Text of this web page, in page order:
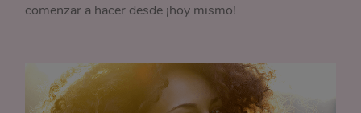
comenzar a hacer desde ¡hoy mismo!